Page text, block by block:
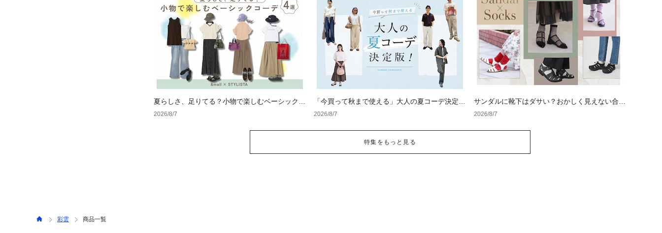
夏らしさ、足りてる？小物で楽しむベーシックコ
ーデ4選
2026/8/7
「今買って秋まで使える」大人の夏コーデ決定
版！男女別正解スタイルとNGな着こなし
2026/8/7
サンダルに靴下はダサい？おかしく見えない合わ
せ方の黄金法則と男女別おすすめコーデ
2026/8/7
特集をもっと見る
彩雲 商品一覧